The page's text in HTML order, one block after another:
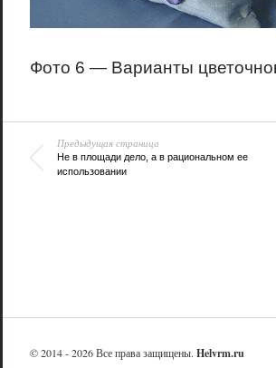
Фото 6 — Варианты
Предыдущая страница
Не в площади дело, а в рациональном ее
использовании
© 2014 - 2026 Все права защищены. Helvrm.ru